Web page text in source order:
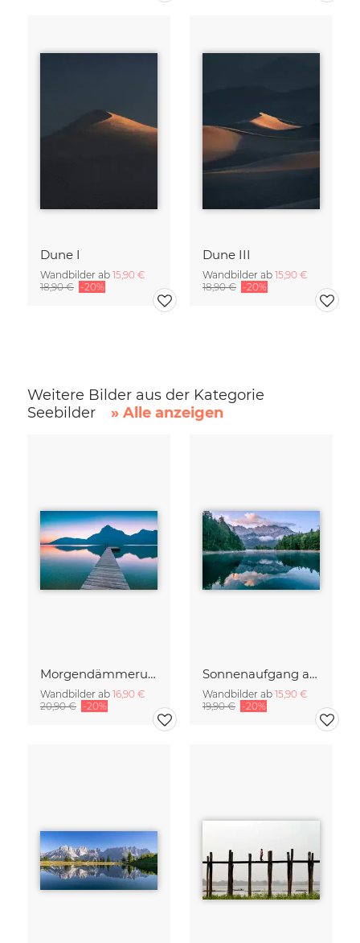
Dune I
Wandbilder ab 15,90 €
18,90 € -20%
Dune III
Wandbilder ab 15,90 €
18,90 € -20%
Weitere Bilder aus der Kategorie
Seebilder
» Alle anzeigen
Morgendämmerung am Traunsee
Wandbilder ab 16,90 €
20,90 € -20%
Sonnenaufgang am Eibsee Bayern
Wandbilder ab 15,90 €
19,90 € -20%